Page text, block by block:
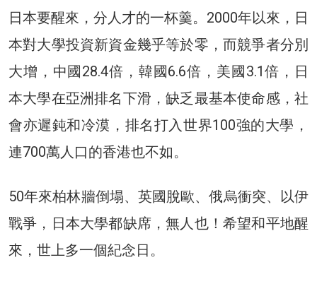
日本要醒來，分人才的一杯羹。2000年以來，日
本對大學投資新資金幾乎等於零，而競爭者分別
大增，中國28.4倍，韓國6.6倍，美國3.1倍，日
本大學在亞洲排名下滑，缺乏最基本使命感，社
會亦遲鈍和冷漠，排名打入世界100強的大學，
連700萬人口的香港也不如。
50年來柏林牆倒塌、英國脫歐、俄烏衝突、以伊
戰爭，日本大學都缺席，無人也！希望和平地醒
來，世上多一個紀念日。